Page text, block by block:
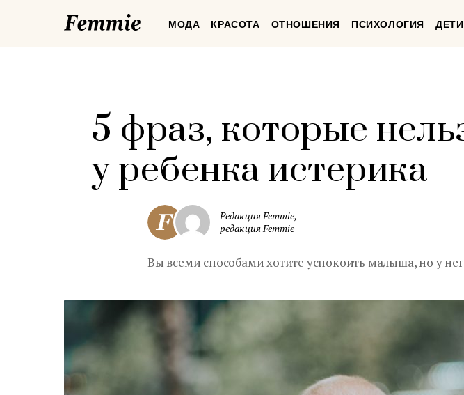
FemmieМОДА КРАСОТА ОТНОШЕНИЯ ПСИХОЛОГИЯ ДЕТИ
5 фраз, которые
у ребенка истерика
Редакция Femmie,
редакция Femmie
Вы всеми способами хотите успокоить малыша, но у